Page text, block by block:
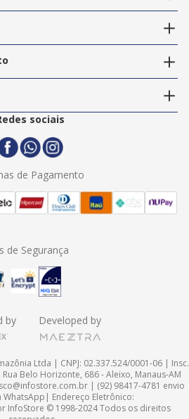
sociais
de Pagamento
de Segurança
by Developed by
Ltda | CNPJ: 02.337.524/0001-06 | Insc.
Belo Horizonte, 686 - Aleixo, Manaus-AM
| (92) 98417-4781 envio
WhatsApp| Endereço Eletrônico:
InfoStore © 1998-2024 Todos os direitos